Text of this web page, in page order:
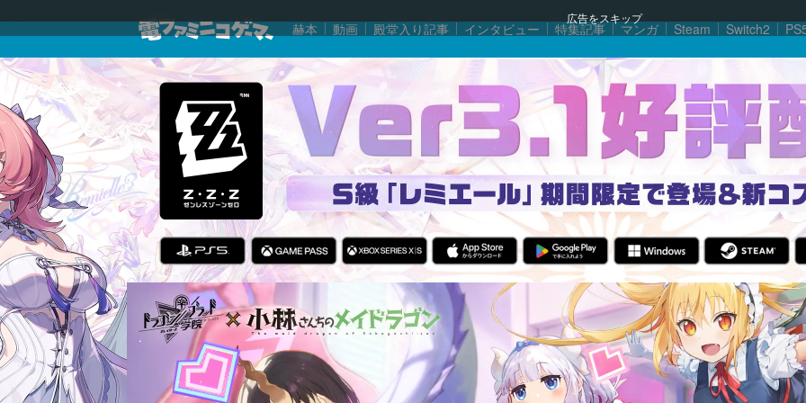
広告をスキップ
赫本 動画 殿堂入り記事 インタビュー 特集記事 マンガ Steam Switch2